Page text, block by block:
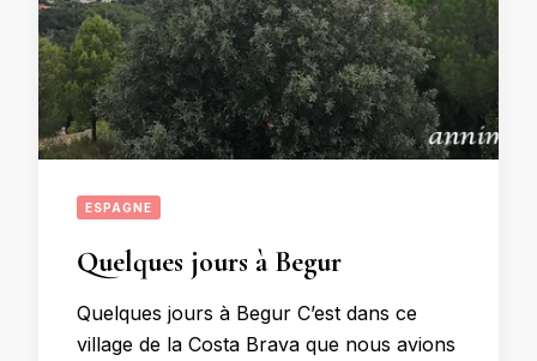
ESPAGNE
Quelques jours à Begur
Quelques jours à Begur C’est dans ce
village de la Costa Brava que nous avions